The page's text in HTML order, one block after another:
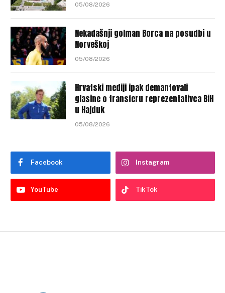
05/08/2026
Nekadašnji golman Borca na posudbi u
Norveškoj
05/08/2026
Hrvatski mediji ipak demantovali
glasine o transferu reprezentativca BiH
u Hajduk
05/08/2026
Facebook Instagram
YouTube TikTok